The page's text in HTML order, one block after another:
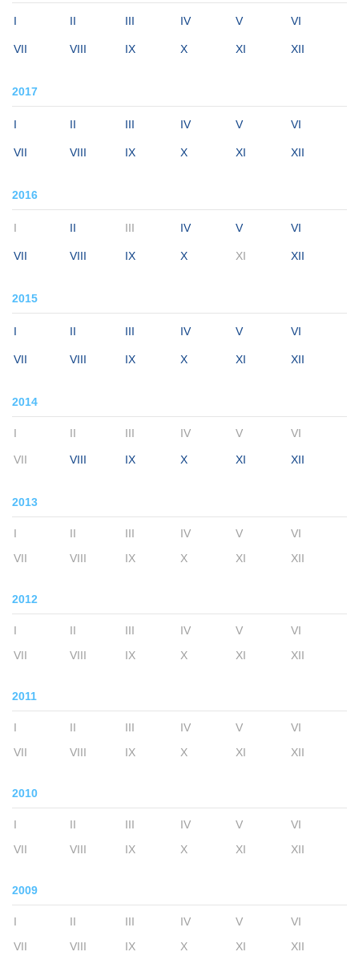
I II III IV V VI
VII VIII IX X XI XII
2017
I II III IV V VI
VII VIII IX X XI XII
2016
I II III IV V VI
VII VIII IX X XI XII
2015
I II III IV V VI
VII VIII IX X XI XII
2014
I II III IV V VI
VII VIII IX X XI XII
2013
I II III IV V
VI
VII
VIII IX X XI XII
2012
I II III IV V
VI
VII
VIII IX X XI XII
2011
I II III IV V
VI
VII
VIII IX X XI XII
2010
I II III IV V
VI
VII
VIII IX X XI XII
2009
I II III IV V
VI
VII
VIII IX X XI XII